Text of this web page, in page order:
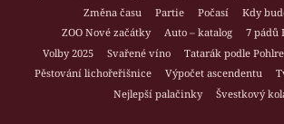
Změna času
Partie Počasí
Kdy
ZOO Nové začátky
Auto – katalog
7 pádů
Volby 2025
Svařené víno Tatarák podle
Pěstování lichořeřišnice
Výpočet ascendentu
Nejlepší palačinky
Švestkový